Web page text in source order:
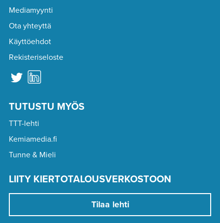
Mediamyynti
Ota yhteyttä
Käyttöehdot
Rekisteriseloste
TUTUSTU MYÖS
TTT-lehti
Kemiamedia.fi
Tunne & Mieli
LIITY KIERTOTALOUSVERKOSTOON
Tilaa lehti